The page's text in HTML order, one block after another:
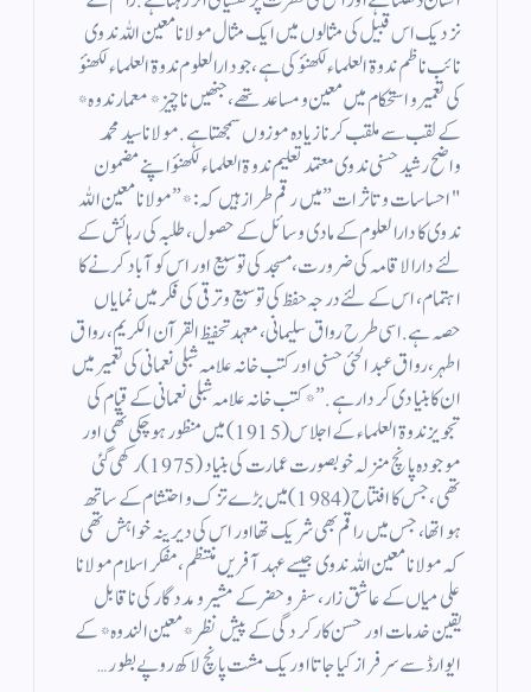
نزدیک اس قبیل کی مثالوں میں ایک مثال مولانا معین اللہ ندوی
نائب ناظم ندوۃ العلماء لکھنؤ کی ہے، جو دارالعلوم ندوۃ العلماء لکھنؤ
کی تعمیر و استحکام میں معین و مساعد تھے، جنھیں ناچیز *معمار ندوہ*
کے لقب سے ملقب کرنا زیادہ موزوں سمجھتا ہے. مولانا سید محمد
واضح رشید حسنی ندوی معتمد تعلیم ندوۃ العلماء لکھنؤ اپنے مضمون
"احساسات و تاثرات” میں رقم طراز ہیں کہ: *”مولانا معین اللہ
ندوی کا دارالعلوم کے مادی وسائل کے حصول، طلبہ کی رہائش کے
لئے دارالاقامہ کی ضرورت، مسجد کی توسیع اور اس کو آباد کرنے کا
اہتمام ، اس کے لئے درجہ حفظ کی توسیع و ترقی کی فکر میں نمایاں
حصہ ہے. اسی طرح رواق سلیمانی، معہد تحفیظ القرآن الکریم، رواق
اطہر، رواق عبد الحئی حسنی اور کتب خانہ علامہ شبلی نعمانی کی تعمیر میں
ان کا بنیادی کردار ہے.”* کتب خانہ علامہ شبلی نعمانی کے قیام کی
تجویز ندوۃ العلماء کے اجلاس (1915) میں منظور ہوچکی تھی اور
موجودہ پانچ منزلہ خوبصورت عمارت کی بنیاد (1975) رکھی گئی
تھی، جس کا افتتاح (1984) میں بڑے تزک و احتشام کے ساتھ
ہوا تھا، جس میں راقم بھی شریک تھا اور اس کی دیرینہ خواہش تھی
کہ مولانا معین اللہ ندوی جیسے عہد آفریں منتظم، مفکر اسلام مولانا
علی میاں کے عاشق زار ، سفر و حضر کے مشیر و مددگار کی ناقابل
یقین خدمات اور حسن کارکردگی کے پیش نظر *معین الندوہ* کے
ایوارڈ سے سرفراز کیا جاتا اور یک مشت پانچ لاکھ روپے بطور…